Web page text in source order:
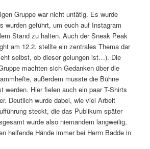
Gruppe war nicht untätig. Es wurde
wurden geführt, um euch auf Instagram
Stand zu halten. Auch der Sneak Peak
am 12.2. stellte ein zentrales Thema dar
selbst, ob dieser gelungen ist…). Die
machten sich Gedanken über die
außerdem musste die Bühne
werden. Hier fielen auch ein paar T-Shirts
Deutlich wurde dabei, wie viel Arbeit
steckt, die das Publikum später
wurde also niemandem langweilig,
helfende Hände immer bei Herrn Badde in